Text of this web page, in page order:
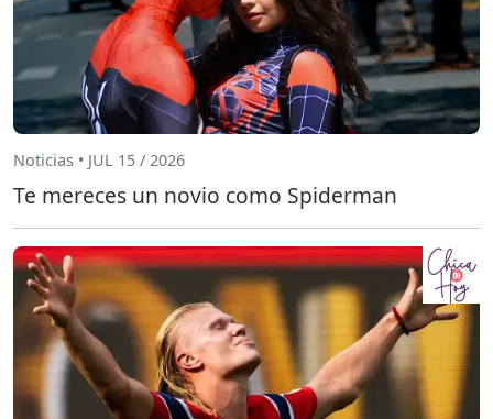
Noticias • JUL 15 / 2026
Te mereces un novio como Spiderman